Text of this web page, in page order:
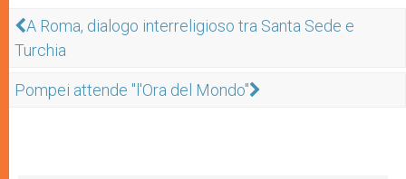
A Roma, dialogo interreligioso tra Santa Sede e
Turchia
Pompei attende "l'Ora del Mondo"